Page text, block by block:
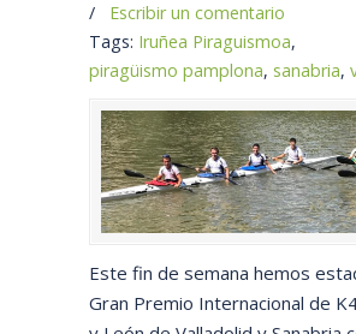
/ Escribir un comentario
Tags: Iruñea Piraguismoa,
piragüismo pamplona, sanabria,
Este fin de semana hemos
Gran Premio Internacional de